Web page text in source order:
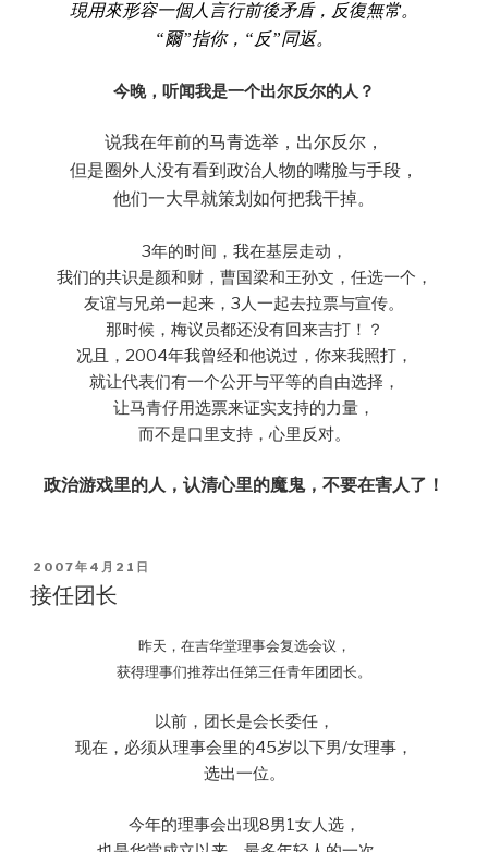
現用來形容一個人言行前後矛盾，反復無常。
“爾”指你， “反”同返。
今晚，听闻我是一个出尔反尔的人？
说我在年前的马青选举，出尔反尔，
但是圈外人没有看到政治人物的嘴脸与手段，
他们一大早就策划如何把我干掉。
3年的时间，我在基层走动，
我们的共识是颜和财，曹国梁和王孙文，任选一个，
友谊与兄弟一起来，3人一起去拉票与宣传。
那时候，梅议员都还没有回来吉打！？
况且，2004年我曾经和他说过，你来我照打，
就让代表们有一个公开与平等的自由选择，
让马青仔用选票来证实支持的力量，
而不是口里支持，心里反对。
政治游戏里的人，认清心里的魔鬼，不要在害人了！
POSTED
ON
2007年4月21日
接任团长
昨天，在吉华堂理事会复选会议，
获得理事们推荐出任第三任青年团团长。
以前，团长是会长委任，
现在，必须从理事会里的45岁以下男/女理事，
选出一位。
今年的理事会出现8男1女人选，